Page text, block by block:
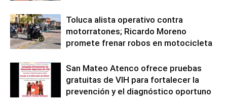
Toluca alista operativo contra
motorratones; Ricardo Moreno
promete frenar robos en motocicleta
San Mateo Atenco ofrece pruebas
gratuitas de VIH para fortalecer la
prevención y el diagnóstico oportuno